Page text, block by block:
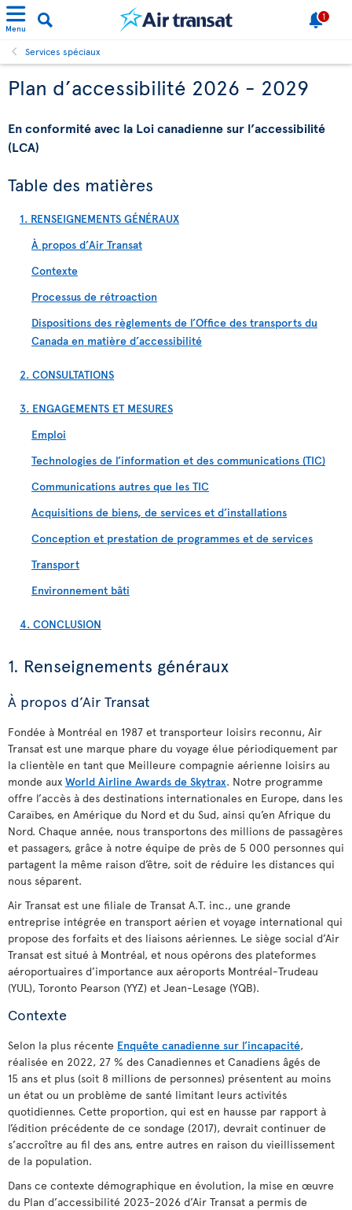
Menu
1
Services spéciaux
Plan d’accessibilité 2026 - 2029
En conformité avec la Loi canadienne sur l’accessibilité
(LCA)
Table des matières
1. RENSEIGNEMENTS GÉNÉRAUX
À propos d’Air Transat
Contexte
Processus de rétroaction
Dispositions des règlements de l’Office des transports du
Canada en matière d’accessibilité
2. CONSULTATIONS
3. ENGAGEMENTS ET MESURES
Emploi
Technologies de l’information et des communications (TIC)
Communications autres que les TIC
Acquisitions de biens, de services et d’installations
Conception et prestation de programmes et de services
Transport
Environnement bâti
4. CONCLUSION
1. Renseignements généraux
À propos d’Air Transat
Fondée à Montréal en 1987 et transporteur loisirs reconnu, Air
Transat est une marque phare du voyage élue périodiquement par
la clientèle en tant que Meilleure compagnie aérienne loisirs au
monde aux World Airline Awards de Skytrax. Notre programme
offre l’accès à des destinations internationales en Europe, dans les
Caraïbes, en Amérique du Nord et du Sud, ainsi qu’en Afrique du
Nord. Chaque année, nous transportons des millions de passagères
et passagers, grâce à notre équipe de près de 5 000 personnes qui
partagent la même raison d’être, soit de réduire les distances qui
nous séparent.
Air Transat est une filiale de Transat A.T. inc., une grande
entreprise intégrée en transport aérien et voyage international qui
propose des forfaits et des liaisons aériennes. Le siège social d’Air
Transat est situé à Montréal, et nous opérons des plateformes
aéroportuaires d’importance aux aéroports Montréal-Trudeau
(YUL), Toronto Pearson (YYZ) et Jean-Lesage (YQB).
Contexte
Selon la plus récente Enquête canadienne sur l’incapacité,
réalisée en 2022, 27 % des Canadiennes et Canadiens âgés de
15 ans et plus (soit 8 millions de personnes) présentent au moins
un état ou un problème de santé limitant leurs activités
quotidiennes. Cette proportion, qui est en hausse par rapport à
l’édition précédente de ce sondage (2017), devrait continuer de
s’accroître au fil des ans, entre autres en raison du vieillissement
de la population.
Dans ce contexte démographique en évolution, la mise en œuvre
du Plan d’accessibilité 2023-2026 d’Air Transat a permis de